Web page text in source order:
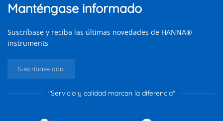
Manténgase informado
Suscríbase y reciba las últimas novedades de HANNA®
instruments
Suscríbase aquí
"Servicio y calidad marcan la diferencia"